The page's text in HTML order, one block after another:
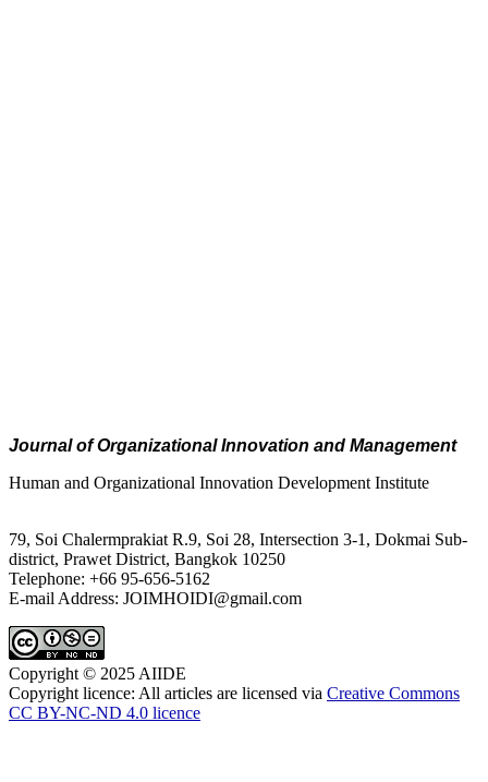
Journal of Organizational Innovation and Management
Human and Organizational Innovation Development Institute
79, Soi Chalermprakiat R.9, Soi 28, Intersection 3-1, Dokmai Sub-
district, Prawet District, Bangkok 10250
Telephone: +66 95-656-5162
E-mail Address: JOIMHOIDI@gmail.com
Copyright © 2025 AIIDE
Copyright licence: All articles are licensed via Creative Commons
CC BY-NC-ND 4.0 licence